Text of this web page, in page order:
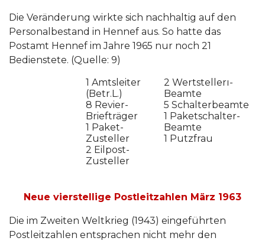
Die Veränderung wirkte sich nachhaltig auf den
Personalbestand in Hennef aus. So hatte das
Postamt Hennef im Jahre 1965 nur noch 21
Bedienstete. (Quelle: 9)
1 Amtsleiter
(Betr.L.)
8 Revier-
Briefträger
1 Paket-
Zusteller
2 Eilpost-
Zusteller
2 Wertstellerı-
Beamte
5 Schalterbeamte
1 Paketschalter-
Beamte
1 Putzfrau
Neue vierstellige Postleitzahlen März 1963
Die im Zweiten Weltkrieg (1943) eingeführten
Postleitzahlen entsprachen nicht mehr den